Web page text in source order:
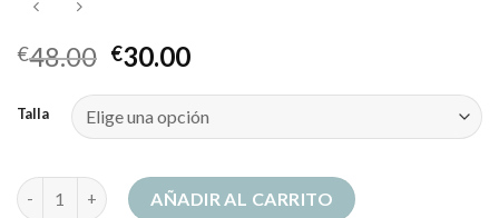
€48.00 €30.00
Talla
sudadera basica hombre cantidad
AÑADIR AL CARRITO